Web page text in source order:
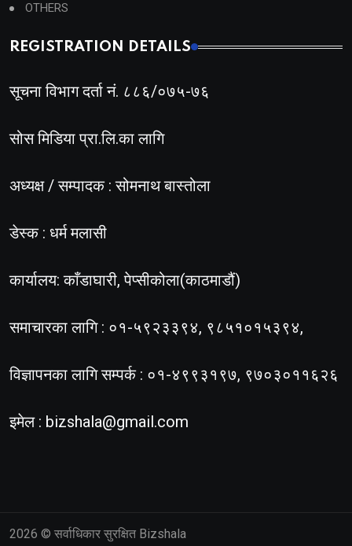
OTHERS
REGISTRATION DETAILS
सूचना विभाग दर्ता नं. ८८६/०७५-७६
सोस मिडिया प्रा.लि.का लागि
अध्यक्ष / सम्पादक : सोमनाथ बास्तोला
डेस्क : धर्म मलासी
कार्यालय: काँडाघारी, पेप्सीकोला(काठमाडौं)
समाचारका लागि : ०१-५९२३३९४, ९८५१०१५३९४,
विज्ञापनका लागि सम्पर्क : ०१-४९९३१९७, ९७०३०११६२६
इमेल : bizshala@gmail.com
2026 © सर्वाधिकार सुरक्षित Bizshala